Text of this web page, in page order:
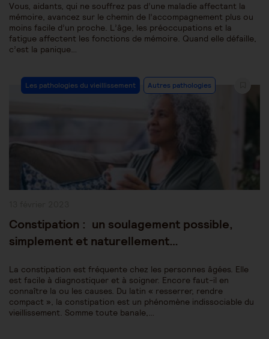
Vous, aidants, qui ne souffrez pas d’une maladie affectant la
mémoire, avancez sur le chemin de l’accompagnement plus ou
moins facile d’un proche. L’âge, les préoccupations et la
fatigue affectent les fonctions de mémoire. Quand elle défaille,
c’est la panique…
Post
Category:
Les pathologies du vieillissement Autres pathologies
Constipation : un soulagement possible,
simplement et naturellement…
La constipation est fréquente chez les personnes âgées. Elle
est facile à diagnostiquer et à soigner. Encore faut-il en
connaître la ou les causes. Du latin « resserrer, rendre
compact », la constipation est un phénomène indissociable du
vieillissement. Somme toute banale,…